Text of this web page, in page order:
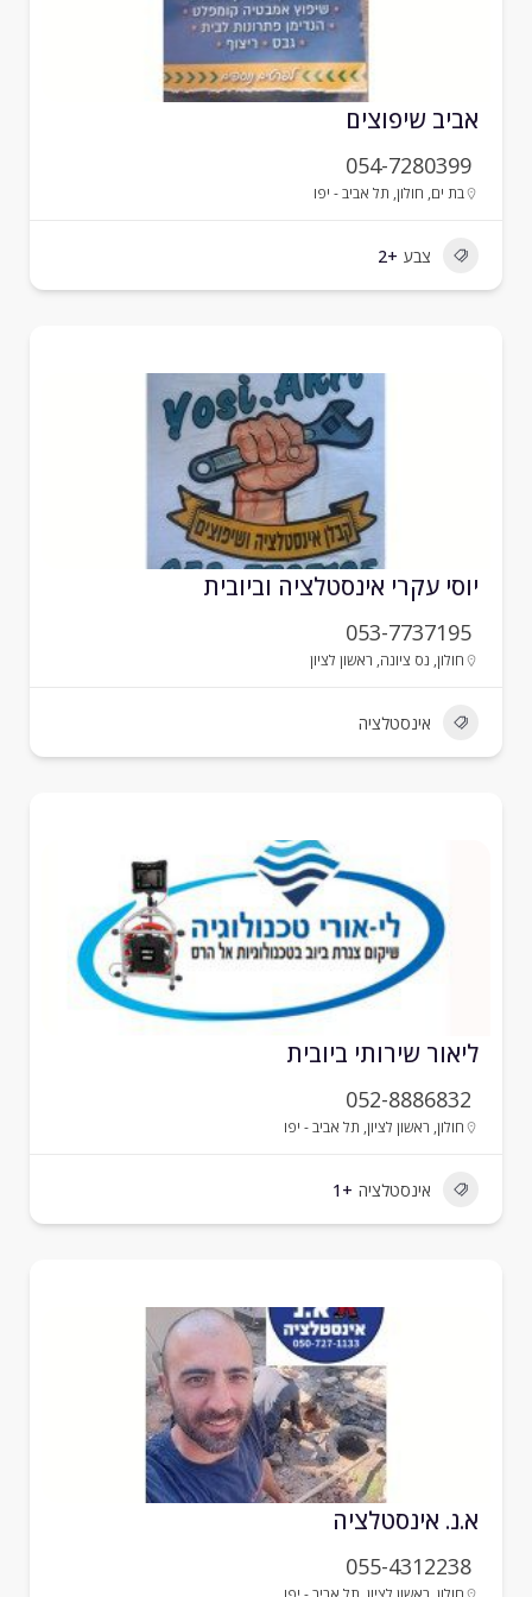
שיפוצים
054-7280399
חולון, תל אביב - יפו
צבע +2
עקרי אינסטלציה וביובית
053-7737195
נס ציונה, ראשון לציון
אינסטלציה
שירותי ביובית
052-8886832
ראשון לציון,תל אביב - יפו
אינסטלציה +1
אינסטלציה
055-4312238